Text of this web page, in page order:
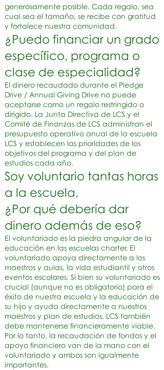
generosamente posible. Cada regalo, sea
cual sea el tamaño, se recibe con gratitud
y fortalece nuestra comunidad.
¿Puedo financiar un grado
específico, programa o
clase de especialidad?
El dinero recaudado durante el Pledge
Drive / Annual Giving Drive no puede
aceptarse como un regalo restringido o
dirigido. La Junta Directiva de LCS y el
Comité de Finanzas de LCS administran el
presupuesto operativo anual de la escuela
LCS y establecen las prioridades de los
objetivos del programa y del plan de
estudios cada año.
Soy voluntario tantas horas
a la escuela,
¿Por qué debería dar
dinero además de eso?
El voluntariado es la piedra angular de la
educación en las escuelas charter. El
voluntariado apoya directamente a los
maestros y aulas, la vida estudiantil y otros
eventos escolares. Si bien su voluntariado es
crucial (aunque no es obligatorio) para el
éxito de nuestra escuela y la educación de
su hijo y ayuda directamente a nuestros
maestros y plan de estudios, LCS también
debe mantenerse financieramente viable.
Por lo tanto, la recaudación de fondos y el
apoyo financiero van de la mano con el
voluntariado y ambos son igualmente
importantes.